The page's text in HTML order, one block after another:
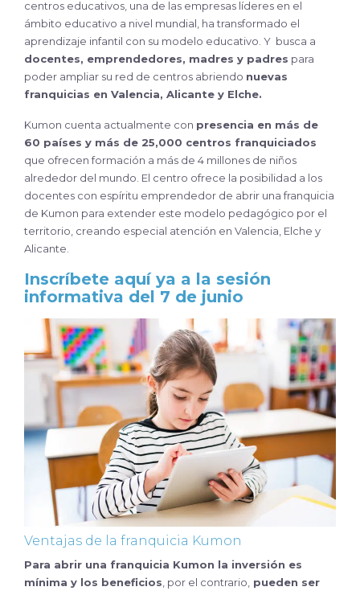
centros educativos, una de las empresas líderes en el
ámbito educativo a nivel mundial, ha transformado el
aprendizaje infantil con su modelo educativo. Y busca a
docentes, emprendedores, madres y padres para
poder ampliar su red de centros abriendo nuevas
franquicias en Valencia, Alicante y Elche.
Kumon cuenta actualmente con presencia en más de
60 países y más de 25,000 centros franquiciados
que ofrecen formación a más de 4 millones de niños
alrededor del mundo. El centro ofrece la posibilidad a los
docentes con espíritu emprendedor de abrir una franquicia
de Kumon para extender este modelo pedagógico por el
territorio, creando especial atención en Valencia, Elche y
Alicante.
Inscríbete aquí ya a la sesión
informativa del 7 de junio
Ventajas de la franquicia Kumon
Para abrir una franquicia Kumon la inversión es
mínima y los beneficios , por el contrario, pueden ser